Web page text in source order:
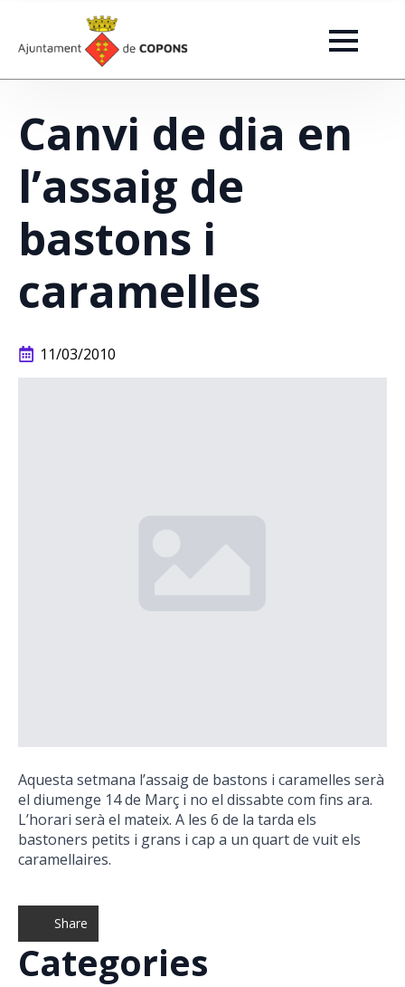
Canvi de dia en
l’assaig de
bastons i
caramelles
11/03/2010
Aquesta setmana l’assaig de bastons i caramelles serà
el diumenge 14 de Març i no el dissabte com fins ara.
L’horari serà el mateix. A les 6 de la tarda els
bastoners petits i grans i cap a un quart de vuit els
caramellaires.
Share
Categories